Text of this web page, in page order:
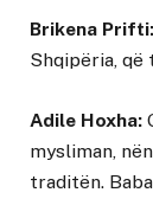
Brikena Prifti:
Shqipëria, që
Adile Hoxha:
mysliman,
traditën.